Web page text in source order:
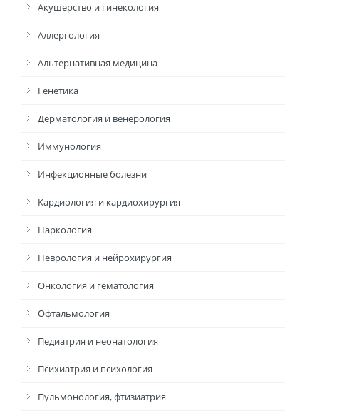
Акушерство и гинекология
Аллергология
Альтернативная медицина
Генетика
Дерматология и венерология
Иммунология
Инфекционные болезни
Кардиология и кардиохирургия
Наркология
Неврология и нейрохирургия
Онкология и гематология
Офтальмология
Педиатрия и неонатология
Психиатрия и психология
Пульмонология, фтизиатрия